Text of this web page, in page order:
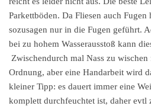
Parkettböden. Da Fliesen auch
sozusagen nur in die Fugen geführt.
bei zu hohem Wasserausstoß kann
Zwischendurch mal Nass zu
Ordnung, aber eine Handarbeit wird
kleiner Tipp: es dauert immer eine
komplett durchfeuchtet ist, daher evtl